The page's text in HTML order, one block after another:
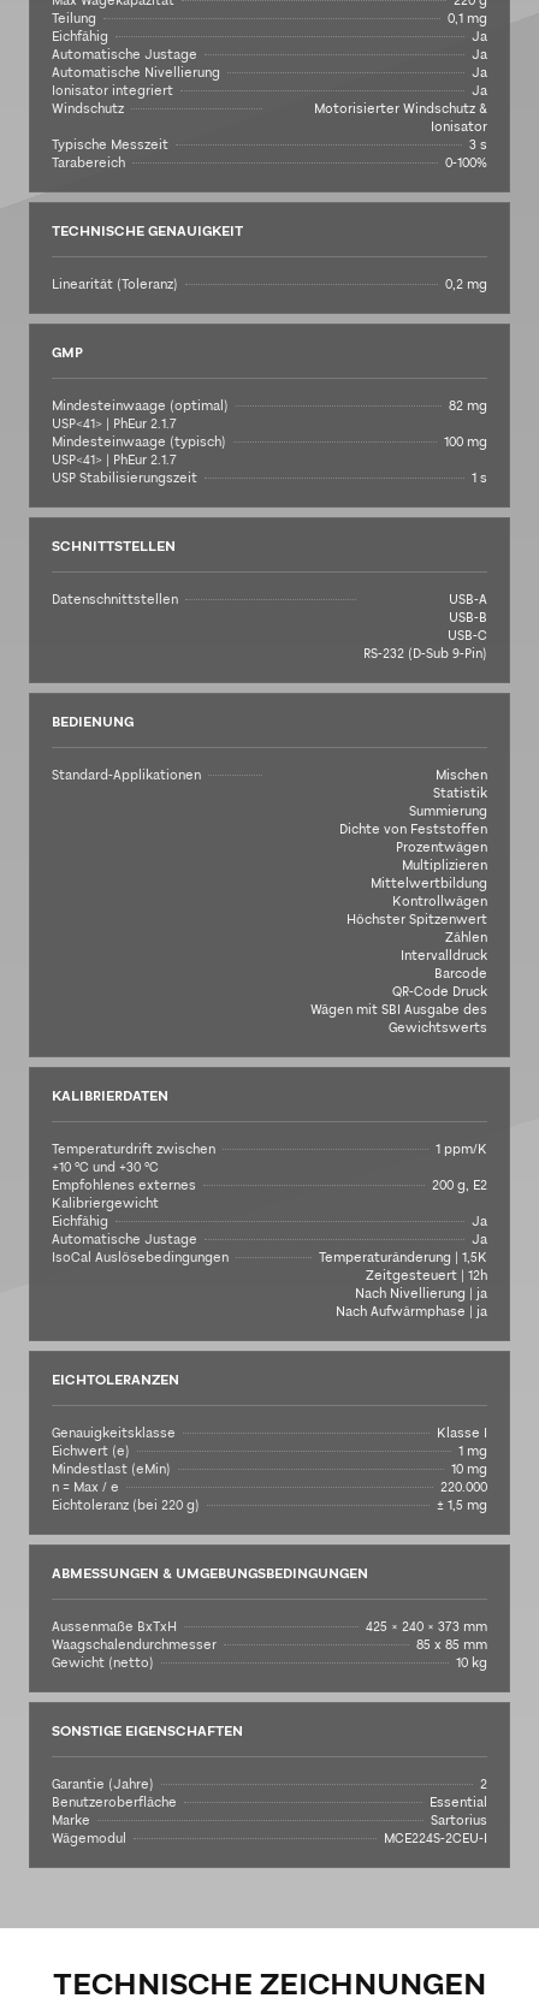
Teilung
0,1 mg
Eichfähig
Ja
Automatische Justage
Ja
Automatische Nivellierung
Ja
Ionisator integriert
Ja
Windschutz
Motorisierter Windschutz &
Ionisator
Typische Messzeit
3 s
Tarabereich
0-100%
TECHNISCHE GENAUIGKEIT
Linearität (Toleranz) 0,2 mg
GMP
Mindesteinwaage (optimal)
USP<41> | PhEur 2.1.7
82 mg
Mindesteinwaage (typisch)
USP<41> | PhEur 2.1.7
100 mg
USP Stabilisierungszeit
1 s
SCHNITTSTELLEN
Datenschnittstellen
USB-A
USB-B
USB-C
RS-232 (D-Sub 9-Pin)
BEDIENUNG
Standard-Applikationen
Mischen
Statistik
Summierung
Dichte von Feststoffen
Prozentwägen
Multiplizieren
Mittelwertbildung
Kontrollwägen
Höchster Spitzenwert
Zählen
Intervalldruck
Barcode
QR-Code Druck
Wägen mit SBI Ausgabe des
Gewichtswerts
KALIBRIERDATEN
Temperaturdrift zwischen
+10 °C und +30 °C
1 ppm/K
Empfohlenes externes
Kalibriergewicht
200 g, E2
Eichfähig
Ja
Automatische Justage
Ja
IsoCal Auslösebedingungen
Temperaturänderung | 1,5K
Zeitgesteuert | 12h
Nach Nivellierung | ja
Nach Aufwärmphase | ja
EICHTOLERANZEN
Genauigkeitsklasse
Klasse I
Eichwert (e)
1 mg
Mindestlast (eMin)
10 mg
n = Max / e
220.000
Eichtoleranz (bei 220 g)
± 1,5 mg
ABMESSUNGEN & UMGEBUNGSBEDINGUNGEN
Aussenmaße BxTxH
425 × 240 × 373 mm
Waagschalendurchmesser
85 x 85 mm
Gewicht (netto)
10 kg
SONSTIGE EIGENSCHAFTEN
Garantie (Jahre)
2
Benutzeroberfläche
Essential
Marke
Sartorius
Wägemodul
MCE224S-2CEU-I
TECHNISCHE ZEICHNUNGEN